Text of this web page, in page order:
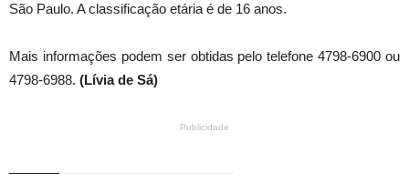
São Paulo. A classificação etária é de 16 anos.
Mais informações podem ser obtidas pelo telefone 4798-6900 ou
4798-6988. (Lívia de Sá)
Publicidade